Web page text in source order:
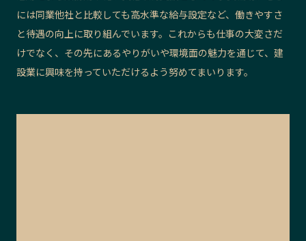
には同業他社と比較しても高水準な給与設定など、働きやすさ
と待遇の向上に取り組んでいます。これからも仕事の大変さだ
けでなく、その先にあるやりがいや環境面の魅力を通じて、建
設業に興味を持っていただけるよう努めてまいります。